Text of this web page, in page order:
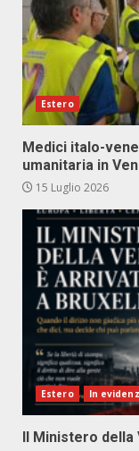
Estero
Medici italo-
umanitaria in
15 Luglio 2026
Estero In
Il Ministero della